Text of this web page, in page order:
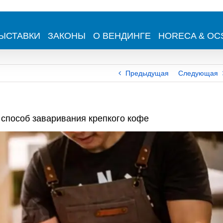
ЗАКОНЫ О ВЕНДИНГЕ HORECA &
Предыдущая Следующая
заваривания крепкого кофе